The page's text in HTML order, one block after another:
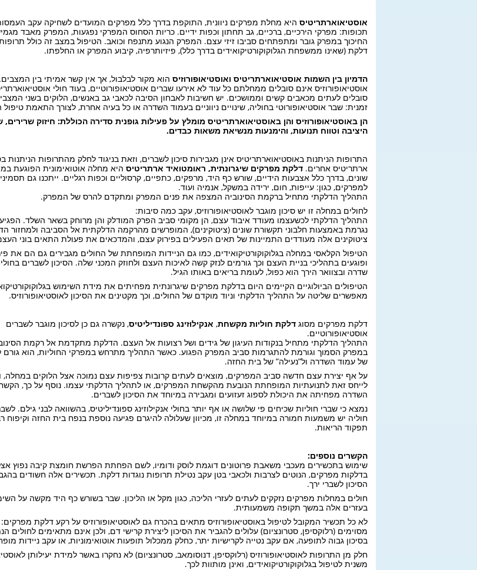
אוסטיאוארתריטיס היא מחלת מפרקים ניוונית, התוקפת בדרך כלל מפרקים המועדים לשחיקה עקב
תכופות: מפרקי הירכיים, ברכיים, גב תחתון וכפות ידיים. כריות הסחוס המפרקי נפגעות, המפרק מאבד
החיכוך במפרק גובר ומתפתחים סביבו זיזי עצם. המפרק הנגוע מתנפח וכואב. הטיפול במצב זה כולל תרופות
דלקת (שאינו ממשפחת הגלוקוקורטיקואידים בדרך כלל), פיזיותרפיה, קיבוע המפרק או החלפתו.
הדמיון בין השמות אוסטיאוארתריטיס ואוסטיאופורוזיס הוא מקור לבלבול, אך אין קשר אמיתי בין
אוסטיאופורוזיס אינם סובלים ממחלתם כל עוד לא אירעו שברים אוסטיאופורוטיים, בעוד חולי
סובלים לעתים מכאבים קשים וממושכים. יש חשיבות לאבחון הסיבה לכאבי גב באנשים, הלוקים בשני
זמנית: שבר אוסטיאופורוטי בחוליה, שינויים ניווניים בעמוד השדרה או כל בעיה אחרת, לצורך התאמת טיפול
הן באוסטיאופורוזיס והן באוסטיאוארתריטיס מומלץ על פעילות גופנית סדירה הכוללת: חיזוק שרירים,
היציבה וטווח תנועות, והימנעות מנשיאת משאות כבדים.
התרופות הניתנות באוסטיאוארתריטיס אינן מגבירות סיכון לשברים, וזאת בניגוד לחלק מהתרופות הניתנות
ארתריטיס אחרים. דלקת מפרקים שיגרונתית, ראומטואיד ארתריטיס היא מחלה אוטואימונית הפוגעת
שונים, בדרך כלל אצבעות הידיים, שורש כף היד, מרפקים, כתפיים, קרסוליים וכפות רגליים. ייתכנו גם
למפרקים, כגון: עייפות, חום, ירידה במשקל, אנמיה ועוד.
התהליך הדלקתי מתחיל ברקמת הסינוביה המצפה את פנים המפרק ומתקדם להרס של המפרק.
לחולים במחלה זו יש סיכון מוגבר לאוסטיאופורוזיס, עקב כמה סיבות:
התהליך הדלקתי לכשעצמו מעודד איבוד עצם, הן מקומי סביב הפרק המודלק והן מרוחק בשאר השלד.
נגרמת באמצעות חלבוני תקשורת שונים (ציטוקינים), המופרשים מהרקמה הדלקתית אל הסביבה ולמחזור
ציטוקינים אלה מעודדים התמיינות של תאים הפעילים בפירוק עצם, והמדכאים את פעולת התאים בוני
הטיפול הקלאסי במחלה בגלוקוקורטיקואידים, כמו גם הניידות המופחתת של החולים מגבירים גם הם את
ופוגעים בתהליכי בניית העצם וכך גורמים לנזק קשה לאיכות העצם ולחוזק המכני שלה. הסיכון לשברים
שדרה ובצוואר הירך הוא כפול, לעומת בריאים באותו הגיל.
הטיפולים הביולוגיים הקיימים היום בדלקת מפרקים שיגרונתית מפחיתים את מידת השימוש
מאפשרים שליטה על התהליך הדלקתי וניוד מוקדם של החולים, וכך מקטינים את הסיכון לאוסטיאופורוזיס.
דלקת מפרקים מסוג דלקת חוליות מקשחת, אנקילוזינג ספונדיליטיס, נקשרה גם כן לסיכון מוגבר לשברים
אוסטיאופורוטיים.
התהליך הדלקתי מתחיל בנקודות העיגון של גידים ושל רצועות אל העצם. הדלקת מתקדמת אל רקמת
במפרק הסמוך וגורמת להתגרמות סביב המפרק הפגוע. כאשר התהליך מתרחש במפרקי החוליות, הוא
של עמוד השדרה ול”נעילה” של בית החזה.
על אף יצירת עצם חדשה סביב המפרקים, מוצאים לעתים קרובות צפיפות עצם נמוכה אצל הלוקים במחלה,
לייחס זאת לתנועתיות המופחתת הנובעת מהקשחת המפרקים, או לתהליך הדלקתי עצמו. נוסף על כך,
השדרה מפחיתה את היכולת לספוג זעזועים ומגבירה במיוחד את הסיכון לשברים.
נמצא כי שברי חוליות שכיחים פי שלושה או אף יותר בחולי אנקילוזינג ספונדיליטיס, בהשוואה לבני גילם.
חוליה יש משמעות חמורה במיוחד במחלה זו, מכיוון שעלולה להיגרם פגיעה נוספת בנפח בית החזה וקיפוח
תפקוד הריאות.
הקשרים נוספים:
שימוש בתכשירים מעכבי משאבת פרוטונים דוגמת לוסק ודומיו, לשם הפחתת הפרשת חומצת קיבה נפוץ
בדלקות מפרקים, הנוטים לצרבות ולכאבי בטן עקב נטילת תרופות נוגדות דלקת. תכשירים אלה חשודים
הסיכון לשברי ירך.
חולים במחלות מפרקים נזקקים לעתים לעזרי הליכה, כגון מקל או הליכון. שבר בשורש כף היד מקשה על
בעזרים אלה במשך תקופה משמעותית.
לא כל תכשיר המקובל לטיפול באוסטיאופורוזיס מתאים בהכרח גם לאוסטיאופורוזיס על רקע דלקת
מסוימים (רלוקסיפן, סטרונציום) עלולים להגביר את הסיכון ליצירת קרישי דם, ולכן אינם מתאימים לחולים
בסיכון גבוה לתופעה, אם עקב נטייה לקרישיות יתר, כחלק ממכלול תופעות אוטואימוניות, או עקב ניידות
חלק מן התרופות לאוסטיאופורוזיס (רלוקסיפן, דנוסומאב, סטרונציום) לא נחקרו באשר למידת יעילותן
משנית לטיפול בגלוקוקורטיקואידים, ואינן מותוות לכך.